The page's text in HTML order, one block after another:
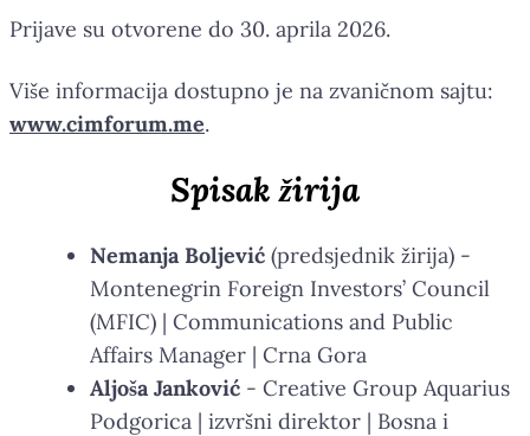
Prijave su otvorene do 30. aprila 2026.
Više informacija dostupno je na zvaničnom sajtu:
www.cimforum.me.
Spisak žirija
Nemanja Boljević (predsjednik žirija) -
Montenegrin Foreign Investors’ Council
(MFIC) | Communications and Public
Affairs Manager | Crna Gora
Aljoša Janković - Creative Group Aquarius
Podgorica | izvršni direktor | Bosna i